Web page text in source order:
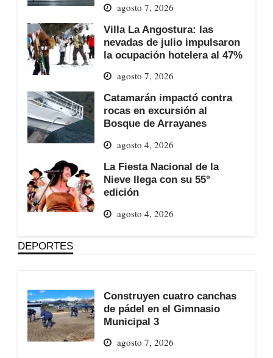
agosto 7, 2026
Villa La Angostura: las
nevadas de julio impulsaron
la ocupación hotelera al 47%
agosto 7, 2026
Catamarán impactó contra
rocas en excursión al
Bosque de Arrayanes
agosto 4, 2026
La Fiesta Nacional de la
Nieve llega con su 55°
edición
agosto 4, 2026
DEPORTES
Construyen cuatro canchas
de pádel en el Gimnasio
Municipal 3
agosto 7, 2026